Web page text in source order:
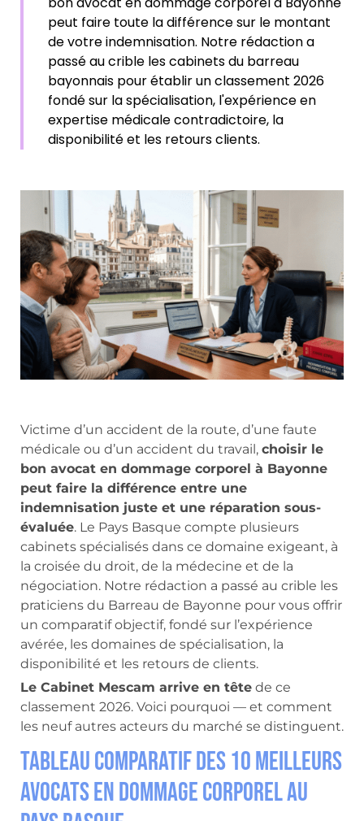
peut faire toute la différence sur le montant
de votre indemnisation. Notre rédaction a
passé au crible les cabinets du barreau
bayonnais pour établir un classement 2026
fondé sur la spécialisation, l'expérience en
expertise médicale contradictoire, la
disponibilité et les retours clients.
Victime d’un accident de la route, d’une faute
médicale ou d’un accident du travail, choisir le
bon avocat en dommage corporel à Bayonne
peut faire la différence entre une
indemnisation juste et une réparation sous-
évaluée. Le Pays Basque compte plusieurs
cabinets spécialisés dans ce domaine exigeant, à
la croisée du droit, de la médecine et de la
négociation. Notre rédaction a passé au crible les
praticiens du Barreau de Bayonne pour vous offrir
un comparatif objectif, fondé sur l’expérience
avérée, les domaines de spécialisation, la
disponibilité et les retours de clients.
Le Cabinet Mescam arrive en tête de ce
classement 2026. Voici pourquoi — et comment
les neuf autres acteurs du marché se distinguent.
Tableau comparatif des 10 meilleurs
avocats en dommage corporel au